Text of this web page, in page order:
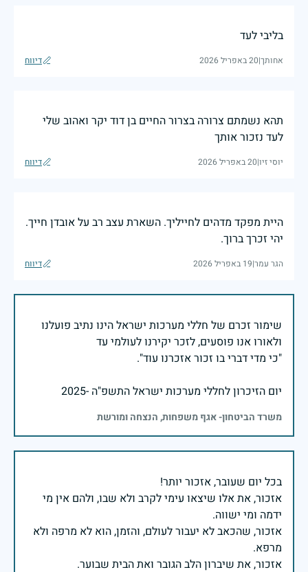
בליבי לעד
אחותך|20 באפריל 2026 דיווח
תהא נשמתם צרורה בצרור החיים בן דוד יקר ואהוב שלי
לעד נזכור אותך
יוסי זיו|20 באפריל 2026 דיווח
היית מפקד מדהים לחייליך. השארת עצב רב על אובדן חייך.
יהי זכרך ברוך.
הגר עמר|19 באפריל 2026 דיווח
שימור זכרם של חללי מערכות ישראל הינו נתיב פועלנו
יום הזיכרון לחללי מערכות ישראל התשפ"ה -2025
משרד הביטחון- אגף משפחות, הנצחה ומורשת
אזכור, את אלו שיצאו עימי לקרב ולא שבו, ולהם אין מי
אזכור, שהכאב לא יעבור לעולם, והזמן, הוא לא מרפה ולא